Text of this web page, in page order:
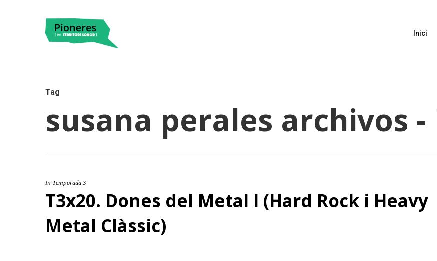
Inici
Tag
susana perales archivos -
In Temporada 3
T3x20. Dones del Metal I (Hard Rock i Heavy
Metal Clàssic)